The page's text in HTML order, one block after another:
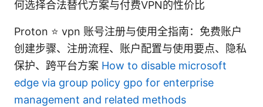
何选择合法替代方案与付费VPN的性价比
Proton ⭐ vpn 账号注册与使用全指南：免费账户
创建步骤、注册流程、账户配置与使用要点、隐私
保护、跨平台方案 How to disable microsoft
edge via group policy gpo for enterprise
management and related methods